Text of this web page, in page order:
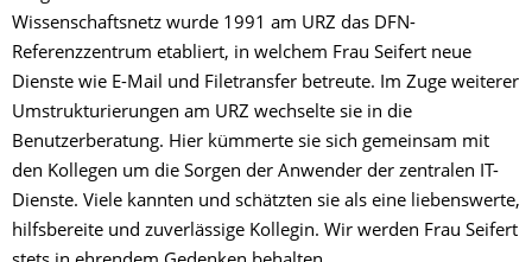
Wissenschaftsnetz wurde 1991 am URZ das DFN-
Referenzzentrum etabliert, in welchem Frau Seifert neue
Dienste wie E-Mail und Filetransfer betreute. Im Zuge weiterer
Umstrukturierungen am URZ wechselte sie in die
Benutzerberatung. Hier kümmerte sie sich gemeinsam mit
den Kollegen um die Sorgen der Anwender der zentralen IT-
Dienste. Viele kannten und schätzten sie als eine liebenswerte,
hilfsbereite und zuverlässige Kollegin. Wir werden Frau Seifert